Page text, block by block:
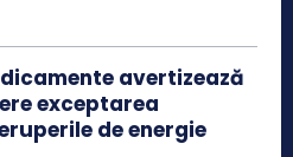
avertizează
exceptarea
de energie